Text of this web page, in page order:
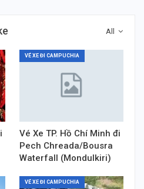
All
VÉ XE ĐI CAMPUCHIA
Vé Xe TP. Hồ Chí Minh đi
Pech Chreada/Bousra
Waterfall (Mondulkiri)
VÉ XE ĐI CAMPUCHIA